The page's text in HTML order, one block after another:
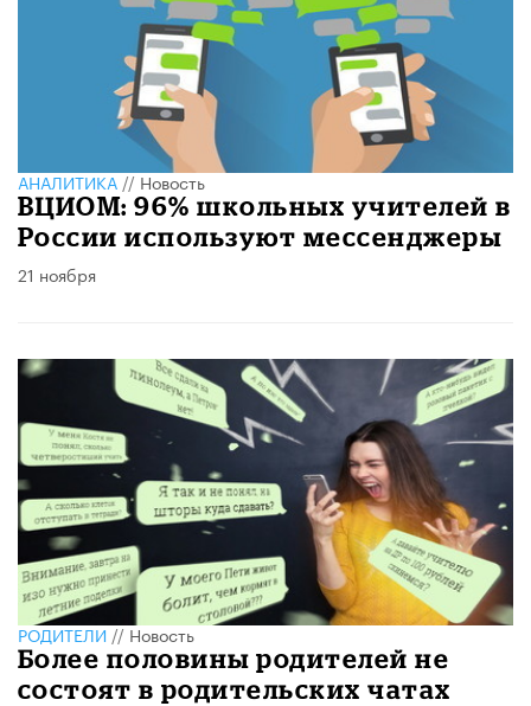
АНАЛИТИКА//Новость
ВЦИОМ: 96% школьных учителей в
России используют мессенджеры
21 ноября
РОДИТЕЛИ//Новость
Более половины родителей не
состоят в родительских чатах